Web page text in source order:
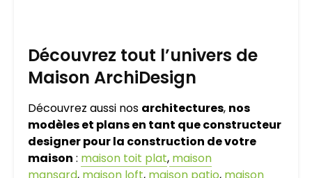
Découvrez tout l’univers de
Maison ArchiDesign
Découvrez aussi nos architectures, nos
modèles et plans en tant que constructeur
designer pour la construction de votre
maison : maison toit plat, maison
mansard, maison loft, maison patio, maison